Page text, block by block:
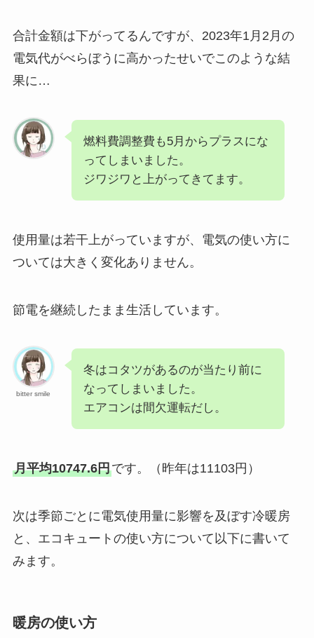
合計金額は下がってるんですが、2023年1月2月の
電気代がべらぼうに高かったせいでこのような結
果に…
燃料費調整費も5月からプラスにな
ってしまいました。
ジワジワと上がってきてます。
使用量は若干上がっていますが、電気の使い方に
ついては大きく変化ありません。
節電を継続したまま生活しています。
bitter smile
冬はコタツがあるのが当たり前に
なってしまいました。
エアコンは間欠運転だし。
月平均10747.6円です。（昨年は11103円）
次は季節ごとに電気使用量に影響を及ぼす冷暖房
と、エコキュートの使い方について以下に書いて
みます。
暖房の使い方